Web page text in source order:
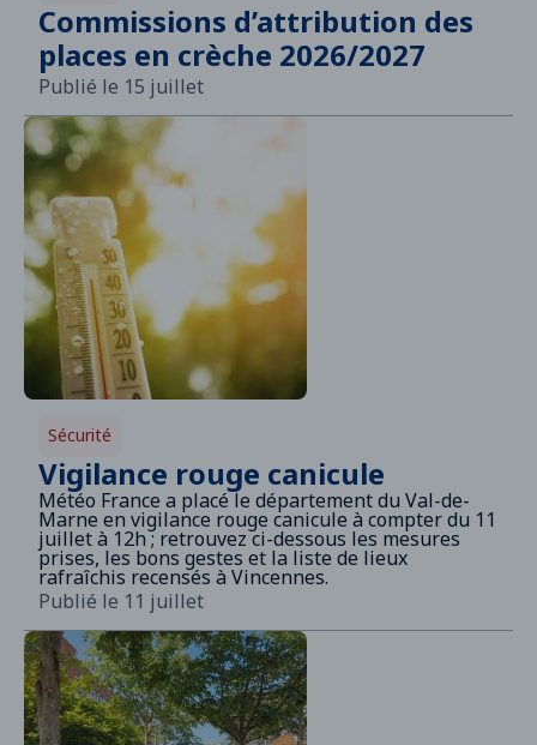
Commissions d’attribution des
places en crèche 2026/2027
Publié le 15 juillet
Sécurité
Vigilance rouge canicule
Météo France a placé le département du Val-de-
Marne en vigilance rouge canicule à compter du 11
juillet à 12h ; retrouvez ci-dessous les mesures
prises, les bons gestes et la liste de lieux
rafraîchis recensés à Vincennes.
Publié le 11 juillet